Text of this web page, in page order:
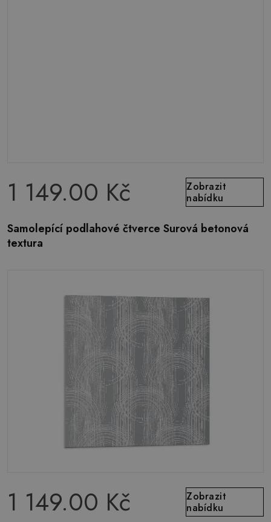
1 149.00 Kč
Zobrazit
nabídku
Samolepící podlahové čtverce Surová betonová
textura
1 149.00 Kč
Zobrazit
nabídku